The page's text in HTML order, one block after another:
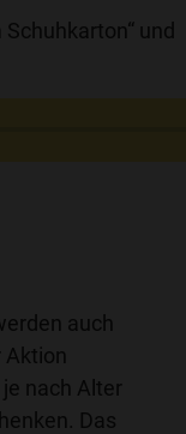
und
auch
Aktion
nach Alter
Das